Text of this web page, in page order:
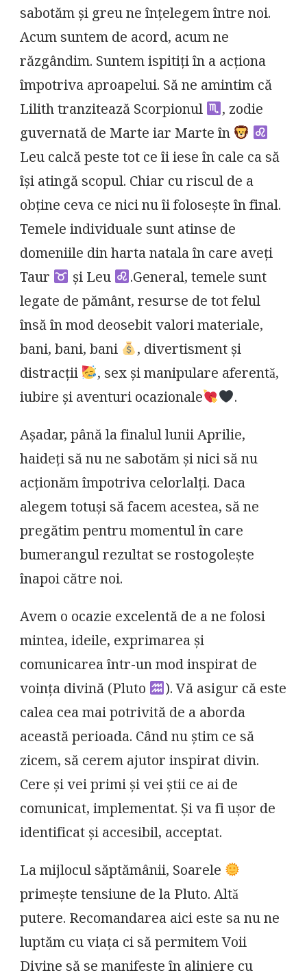
sabotăm și greu ne înțelegem între noi.
Acum suntem de acord, acum ne
răzgândim. Suntem ispitiți în a acționa
împotriva aproapelui. Să ne amintim că
Lilith tranzitează Scorpionul
, zodie
guvernată de Marte iar Marte în
Leu calcă peste tot ce îi iese în cale ca să
își atingă scopul. Chiar cu riscul de a
obține ceva ce nici nu îi folosește în final.
Temele individuale sunt atinse de
domeniile din harta natala în care aveți
Taur
și Leu
.General, temele sunt
legate de pământ, resurse de tot felul
însă în mod deosebit valori materiale,
bani, bani, bani
, divertisment și
distracții
, sex și manipulare aferentǎ,
iubire și aventuri ocazionale
.
Așadar, până la finalul lunii Aprilie,
haideți să nu ne sabotăm și nici să nu
acționăm împotriva celorlalți. Daca
alegem totuși să facem acestea, să ne
pregătim pentru momentul în care
bumerangul rezultat se rostogolește
înapoi către noi.
Avem o ocazie excelentă de a ne folosi
mintea, ideile, exprimarea și
comunicarea într-un mod inspirat de
voința divină (Pluto
). Vă asigur că este
calea cea mai potrivită de a aborda
această perioada. Când nu știm ce să
zicem, să cerem ajutor inspirat divin.
Cere și vei primi și vei știi ce ai de
comunicat, implementat. Și va fi ușor de
identificat și accesibil, acceptat.
La mijlocul săptămânii, Soarele
primește tensiune de la Pluto. Altǎ
putere. Recomandarea aici este sa nu ne
luptăm cu viața ci să permitem Voii
Divine să se manifeste în aliniere cu